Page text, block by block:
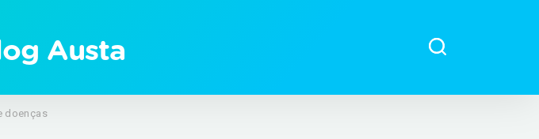
Austa
doenças